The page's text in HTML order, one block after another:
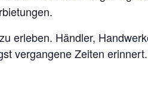
erleben. Händler,
vergangene Zeiten